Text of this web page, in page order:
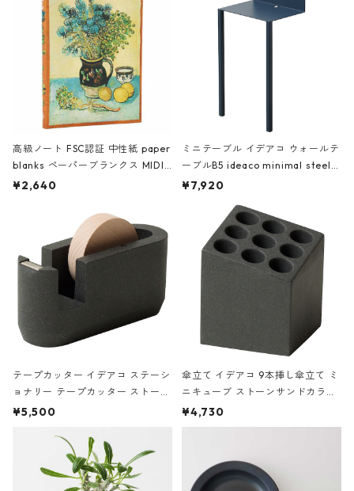
高級ノート FSC認証 中性紙 paper
blanks ペーパーブランクス MIDI
ハードカバー 罫線 ヴァン・ゴッホ
¥2,640
ミニテーブル イデアコ ウォールテ
ーブルB5 ideaco minimal steel f
urniture WALL Table B5 ネイビー
¥7,920
テープカッター イデアコ ステーシ
ョナリー テープカッター ストーン
サンドカラー 石調 ideaco Station
¥5,500
傘立て イデアコ 9本挿し傘立て ミ
ニキューブ ストーンサンドカラー
石調 ideaco Umbrella Stand CUB
E ストーンサンドブラック
¥4,730